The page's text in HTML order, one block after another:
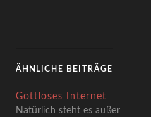
ÄHNLICHE BEITRÄGE
Gottloses Internet
Natürlich steht es außer